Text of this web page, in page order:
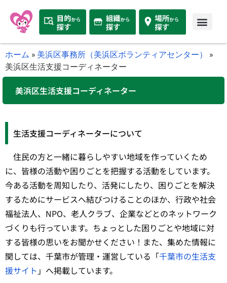
ホーム » 美浜区事務所（美浜区ボランティアセンター）
»
美浜区生活支援コーディネーター
美浜区生活支援コーディネーター
生活支援コーディネーターについて
住民の方と一緒に暮らしやすい地域を作っていくため
に、皆様の活動や困りごとを把握する活動をしています。
今ある活動を周知したり、活発にしたり、困りごとを解決
するためにサービスへ結びつけることのほか、行政や社会
福祉法人、NPO、老人クラブ、企業などとのネットワーク
づくりも行っています。ちょっとした困りごとや地域に対
する皆様の思いをお聞かせください！また、集めた情報に
関しては、千葉市が管理・運営している「千葉市の生活支
援サイト 」へ掲載しています。